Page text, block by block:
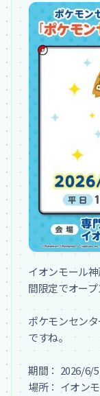
イオンモール
間限定でオー
ポケモンセン
ですね。
期間： 2026/6/
場所： イオン